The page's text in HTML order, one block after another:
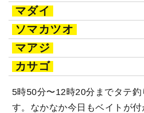
マダイ
ソマカツオ
マアジ
カサゴ
5時50分〜12時20分までタテ
す。なかなか今日もベイトが